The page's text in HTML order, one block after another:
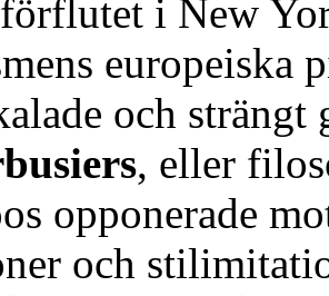
i New
europeiska
och
, eller
opponerade
och